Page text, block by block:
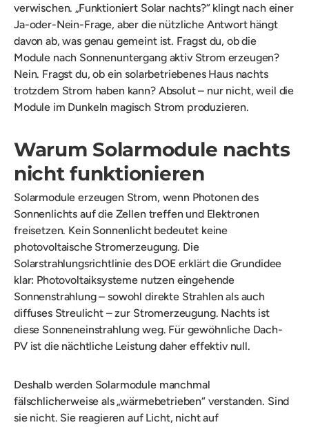
verwischen. „Funktioniert Solar nachts?“ klingt nach einer
Ja-oder-Nein-Frage, aber die nützliche Antwort hängt
davon ab, was genau gemeint ist. Fragst du, ob die
Module nach Sonnenuntergang aktiv Strom erzeugen?
Nein. Fragst du, ob ein solarbetriebenes Haus nachts
trotzdem Strom haben kann? Absolut – nur nicht, weil die
Module im Dunkeln magisch Strom produzieren.
Warum Solarmodule nachts
nicht funktionieren
Solarmodule erzeugen Strom, wenn Photonen des
Sonnenlichts auf die Zellen treffen und Elektronen
freisetzen. Kein Sonnenlicht bedeutet keine
photovoltaische Stromerzeugung. Die
Solarstrahlungsrichtlinie des DOE erklärt die Grundidee
klar: Photovoltaiksysteme nutzen eingehende
Sonnenstrahlung – sowohl direkte Strahlen als auch
diffuses Streulicht – zur Stromerzeugung. Nachts ist
diese Sonneneinstrahlung weg. Für gewöhnliche Dach-
PV ist die nächtliche Leistung daher effektiv null.
Deshalb werden Solarmodule manchmal
fälschlicherweise als „wärmebetrieben“ verstanden. Sind
sie nicht. Sie reagieren auf Licht, nicht auf